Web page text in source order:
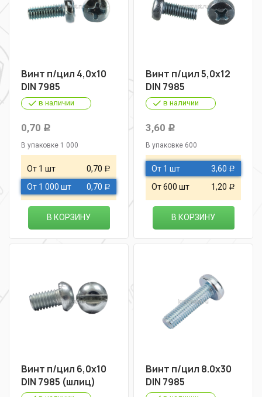
Винт п/цил 4,0х10
DIN 7985
в наличии
0,70 Р
В упаковке 1 000
От 1 шт 0,70 Р
От 1 000 шт 0,70 Р
В КОРЗИНУ
Винт п/цил 5,0х12
DIN 7985
в наличии
3,60 Р
В упаковке 600
От 1 шт 3,60 Р
От 600 шт 1,20 Р
В КОРЗИНУ
Винт п/цил 6,0х10
DIN 7985 (шлиц)
Винт п/цил 8.0х30
DIN 7985